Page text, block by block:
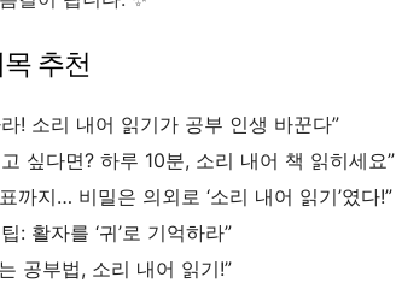
추천
! 소리 내어 읽기가 공부 인생 바꾼다”
싶다면? 하루 10분, 소리 내어 책 읽히세요”
표까지… 비밀은 의외로 ‘소리 내어 읽기’였다!”
: 활자를 ‘귀’로 기억하라”
공부법, 소리 내어 읽기!”